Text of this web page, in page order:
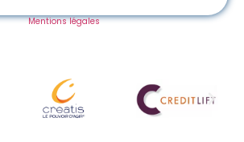
Mentions légales